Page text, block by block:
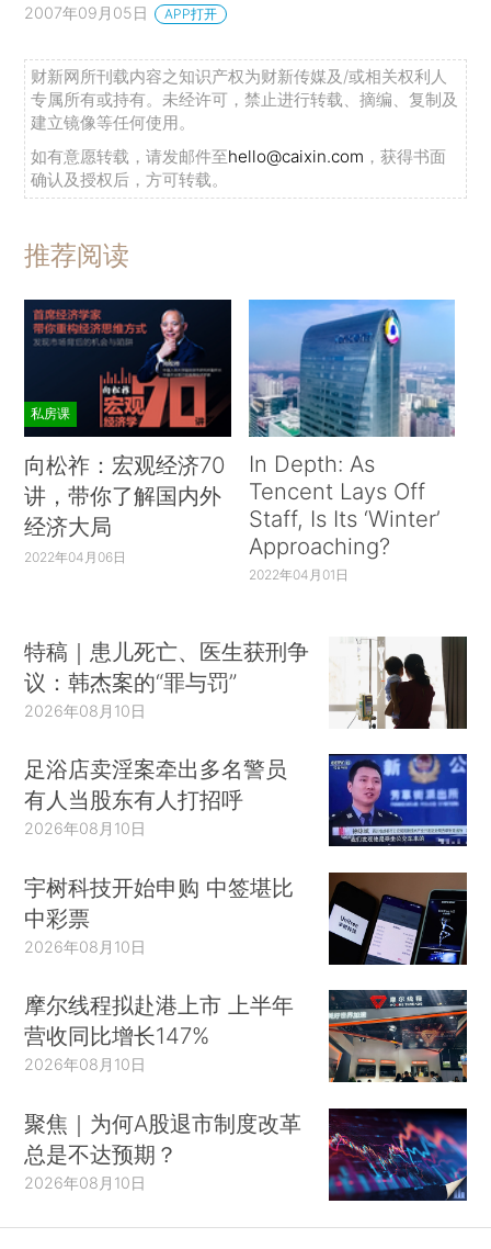
2007年09月05日 APP打开
财新网所刊载内容之知识产权为财新传媒及/或相关权利人
专属所有或持有。未经许可，禁止进行转载、摘编、复制及
建立镜像等任何使用。
如有意愿转载，请发邮件至hello@caixin.com ，获得书面
确认及授权后，方可转载。
推荐阅读
私房课
向松祚：宏观经济70
讲，带你了解国内外
经济大局
2022年04月06日
In Depth: As
Tencent Lays Off
Staff, Is Its ‘Winter’
Approaching?
2022年04月01日
特稿｜患儿死亡、医生获刑争
议：韩杰案的“罪与罚”
2026年08月10日
足浴店卖淫案牵出多名警员
有人当股东有人打招呼
2026年08月10日
宇树科技开始申购 中签堪比
中彩票
2026年08月10日
摩尔线程拟赴港上市 上半年
营收同比增长147%
2026年08月10日
聚焦｜为何A股退市制度改革
总是不达预期？
2026年08月10日